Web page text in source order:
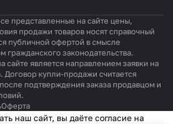
представленные на сайте цены,
продажи товаров носят справочный
публичной офертой в смысле
гражданского законодательства.
сайте является направлением заявки на
Договор купли-продажи считается
подтверждения заказа продавцом и
Оферта
наш сайт, вы даёте согласие на